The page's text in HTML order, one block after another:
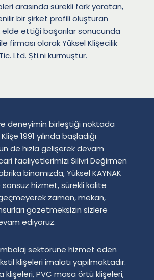
arasında sürekli fark yaratan,
bir şirket profili oluşturan
elde ettiği başarılar sonucunda
firması olarak Yüksel Klişecilik
Ltd. Şti.ni kurmuştur.
deneyimin birleştiği noktada
1991 yılında başladığı
de hızla gelişerek devam
faaliyetlerimizi Silivri Değirmen
binamızda, Yüksel KAYNAK
hizmet, sürekli kalite
zaman, mekan,
gözetmeksizin sizlere
ediyoruz.
sektörüne hizmet eden
klişeleri imalatı yapılmaktadır.
klişeleri, PVC masa örtü klişeleri,